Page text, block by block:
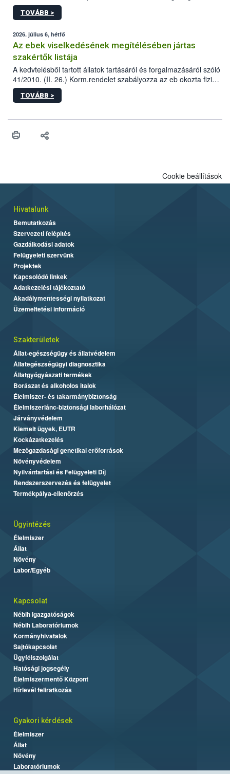
állomás a Kis Rókus utca 15. szám alatti, Czigler Győző által
tervezett új épületébe.
TOVÁBB >
2026. július 6, hétfő
Az ebek viselkedésének megítélésében jártas
szakértők listája
A kedvtelésből tartott állatok tartásáról és forgalmazásáról szóló
41/2010. (II. 26.) Korm.rendelet szabályozza az eb okozta fizikai
sérülés, illetve ennek veszélye keletkezésekor felmerülő
hatósági feladatokat, valamint a veszélyes eb tartását és annak
vonni az ebek viselkedésének megítélésében jártas szakértőt.
TOVÁBB >
Cookie beállítások
Hivatalunk
Bemutatkozás
Szervezeti felépítés
Gazdálkodási adatok
Felügyeleti szervünk
Projektek
Kapcsolódó linkek
Adatkezelési tájékoztató
Akadálymentességi nyilatkozat
Üzemeltetési információ
Szakterületek
Állat-egészségügy és állatvédelem
Állategészségügyi diagnosztika
Állatgyógyászati termékek
Borászat és alkoholos italok
Élelmiszer- és takarmánybiztonság
Élelmiszerlánc-biztonsági laborhálózat
Járványvédelem
Kiemelt ügyek, EUTR
Kockázatkezelés
Mezőgazdasági genetikai erőforrások
Növényvédelem
Nyilvántartási és Felügyeleti Díj
Rendszerszervezés és felügyelet
Termékpálya-ellenőrzés
Ügyintézés
Élelmiszer
Állat
Növény
Labor/Egyéb
Kapcsolat
Nébih Igazgatóságok
Nébih Laboratóriumok
Kormányhivatalok
Sajtókapcsolat
Ügyfélszolgálat
Hatósági jogsegély
Élelmiszermentő Központ
Hírlevél feliratkozás
Gyakori kérdések
Élelmiszer
Állat
Növény
Laboratóriumok